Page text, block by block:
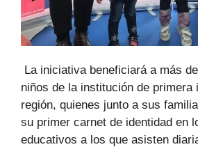
La iniciativa beneficiará a más
niños de la institución de primera
región, quienes junto a sus
su primer carnet de identidad en
educativos a los que asisten